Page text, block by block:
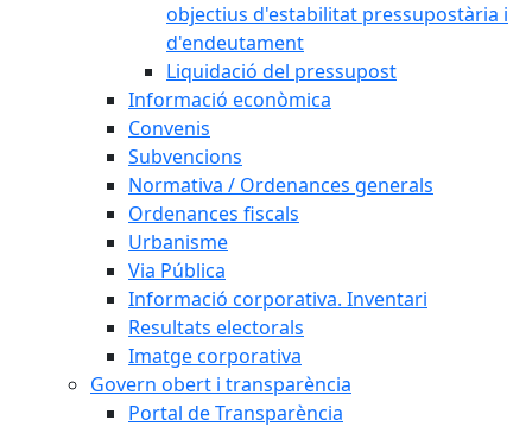
objectius d'estabilitat pressupostària i
d'endeutament
Liquidació del pressupost
Informació econòmica
Convenis
Subvencions
Normativa / Ordenances generals
Ordenances fiscals
Urbanisme
Via Pública
Informació corporativa. Inventari
Resultats electorals
Imatge corporativa
Govern obert i transparència
Portal de Transparència